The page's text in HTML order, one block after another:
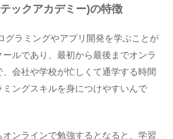
ックアカデミー)の特徴
グラミングやアプリ開発を学ぶことが
ルであり、最初から最後までオンラ
会社や学校が忙しくて通学する時間
ングスキルを身につけやすいんで
オンラインで勉強するとなると、学習